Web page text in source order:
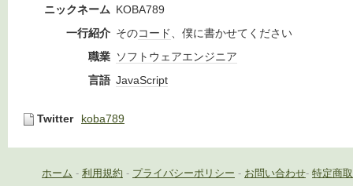
ニックネーム KOBA789
一行紹介 そのコード、僕に書かせてください
職業 ソフトウェアエンジニア
言語 JavaScript
Twitter koba789
ホーム - 利用規約 - プライバシーポリシー - お問い合わせ- 特定商